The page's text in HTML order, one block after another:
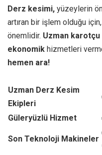
Derz kesimi, yüzeylerin
artıran bir işlem olduğu
önemlidir. Uzman karotçu
ekonomik hizmetleri
hemen ara!
Uzman Derz Kesim
Ekipleri
Güleryüzlü Hizmet
Son Teknoloji Makineler